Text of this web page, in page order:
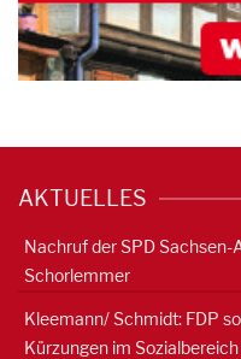
AKTUELLES
Nachruf der SPD Sachsen-
Schorlemmer
Kleemann/ Schmidt: FDP
Kürzungen im